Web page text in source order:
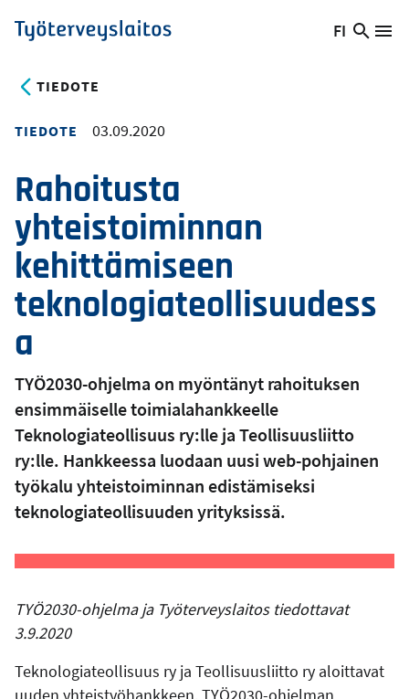
Hyppää
pääsisältöön
Työterveyslaitos
Vaihda
FI
Hae
TIEDOTE
TIEDOTE 03.09.2020
Rahoitusta
yhteistoiminnan
kehittämiseen
teknologiateollisuudess
a
TYÖ2030-ohjelma on myöntänyt rahoituksen
ensimmäiselle toimialahankkeelle
Teknologiateollisuus ry:lle ja Teollisuusliitto
ry:lle. Hankkeessa luodaan uusi web-pohjainen
työkalu yhteistoiminnan edistämiseksi
teknologiateollisuuden yrityksissä.
TYÖ2030-ohjelma ja Työterveyslaitos tiedottavat
3.9.2020
Teknologiateollisuus ry ja Teollisuusliitto ry aloittavat